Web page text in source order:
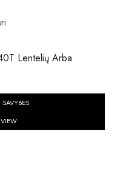
Lentelių Arba